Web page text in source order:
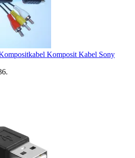
Komposit Kabel Sony
.